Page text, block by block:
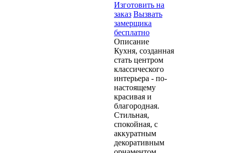
Изготовить на
заказ Вызвать
замерщика
бесплатно
Описание
Кухня, созданная
стать центром
классического
интерьера - по-
настоящему
красивая и
благородная.
Стильная,
спокойная, с
аккуратным
декоративным